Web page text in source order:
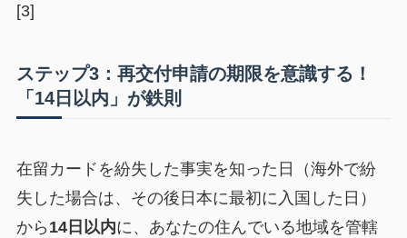
[3]
ステップ3：再交付申請の期限を意識する！
「14日以内」が鉄則
在留カードを紛失した事実を知った日（海外で紛
失した場合は、その後日本に最初に入国した日）
から 14日以内に、あなたの住んでいる地域を管轄